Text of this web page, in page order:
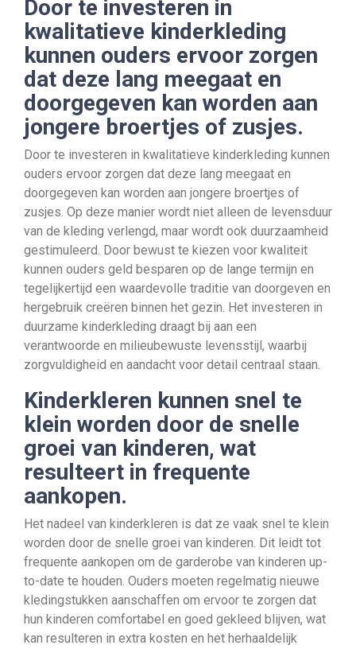
Door te investeren in
kwalitatieve kinderkleding
kunnen ouders ervoor zorgen
dat deze lang meegaat en
doorgegeven kan worden aan
jongere broertjes of zusjes.
Door te investeren in kwalitatieve kinderkleding kunnen
ouders ervoor zorgen dat deze lang meegaat en
doorgegeven kan worden aan jongere broertjes of
zusjes. Op deze manier wordt niet alleen de levensduur
van de kleding verlengd, maar wordt ook duurzaamheid
gestimuleerd. Door bewust te kiezen voor kwaliteit
kunnen ouders geld besparen op de lange termijn en
tegelijkertijd een waardevolle traditie van doorgeven en
hergebruik creëren binnen het gezin. Het investeren in
duurzame kinderkleding draagt bij aan een
verantwoorde en milieubewuste levensstijl, waarbij
zorgvuldigheid en aandacht voor detail centraal staan.
Kinderkleren kunnen snel te
klein worden door de snelle
groei van kinderen, wat
resulteert in frequente
aankopen.
Het nadeel van kinderkleren is dat ze vaak snel te klein
worden door de snelle groei van kinderen. Dit leidt tot
frequente aankopen om de garderobe van kinderen up-
to-date te houden. Ouders moeten regelmatig nieuwe
kledingstukken aanschaffen om ervoor te zorgen dat
hun kinderen comfortabel en goed gekleed blijven, wat
kan resulteren in extra kosten en het herhaaldelijk